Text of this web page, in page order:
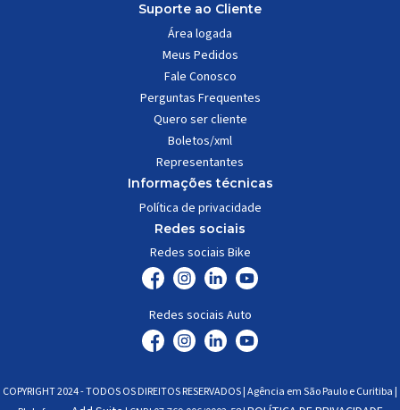
Suporte ao Cliente
Área logada
Meus Pedidos
Fale Conosco
Perguntas Frequentes
Quero ser cliente
Boletos/xml
Representantes
Informações técnicas
Política de privacidade
Redes sociais
Redes sociais Bike
Redes sociais Auto
COPYRIGHT 2024 - TODOS OS DIREITOS RESERVADOS | Agência em São Paulo e Curitiba |